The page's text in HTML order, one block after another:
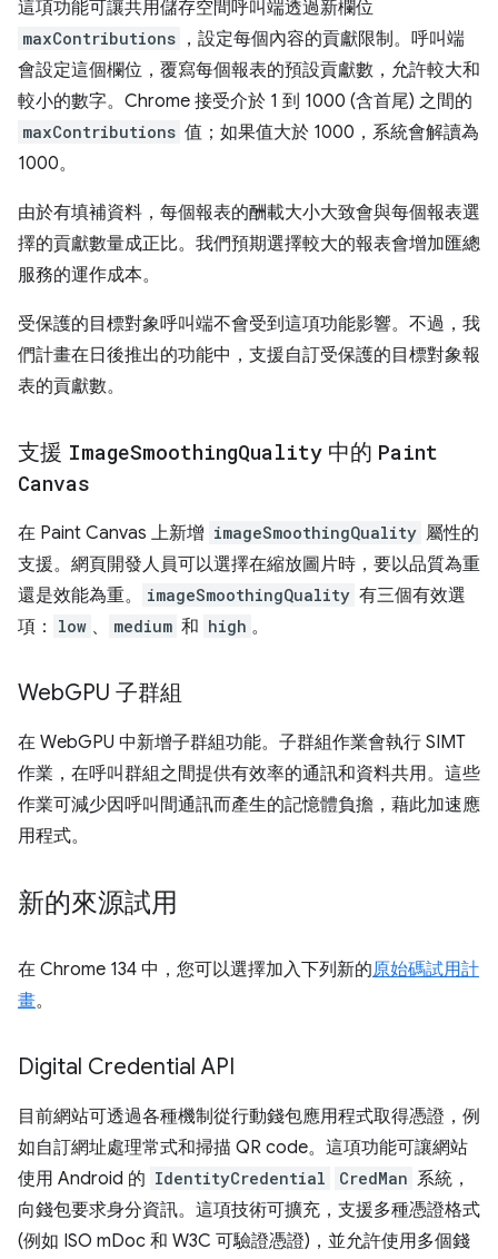
這項功能可讓共用儲存空間呼叫端透過新欄位
maxContributions ，設定每個內容的貢獻限制。呼叫端
會設定這個欄位，覆寫每個報表的預設貢獻數，允許較大和
較小的數字。Chrome 接受介於 1 到 1000 (含首尾) 之間的
maxContributions 值；如果值大於 1000，系統會解讀為
1000。
由於有填補資料，每個報表的酬載大小大致會與每個報表選
擇的貢獻數量成正比。我們預期選擇較大的報表會增加匯總
服務的運作成本。
受保護的目標對象呼叫端不會受到這項功能影響。不過，我
們計畫在日後推出的功能中，支援自訂受保護的目標對象報
表的貢獻數。
支援 ImageSmoothingQuality 中的 Paint
Canvas
在 Paint Canvas 上新增 imageSmoothingQuality 屬性的
支援。網頁開發人員可以選擇在縮放圖片時，要以品質為重
還是效能為重。
imageSmoothingQuality 有三個有效選
項：
low 、 medium 和 high 。
WebGPU 子群組
在 WebGPU 中新增子群組功能。子群組作業會執行 SIMT
作業，在呼叫群組之間提供有效率的通訊和資料共用。這些
作業可減少因呼叫間通訊而產生的記憶體負擔，藉此加速應
用程式。
新的來源試用
在 Chrome 134 中，您可以選擇加入下列新的原始碼試用計
畫。
Digital Credential API
目前網站可透過各種機制從行動錢包應用程式取得憑證，例
如自訂網址處理常式和掃描 QR code。這項功能可讓網站
使用 Android 的 IdentityCredential CredMan 系統，
向錢包要求身分資訊。這項技術可擴充，支援多種憑證格式
(例如 ISO mDoc 和 W3C 可驗證憑證)，並允許使用多個錢